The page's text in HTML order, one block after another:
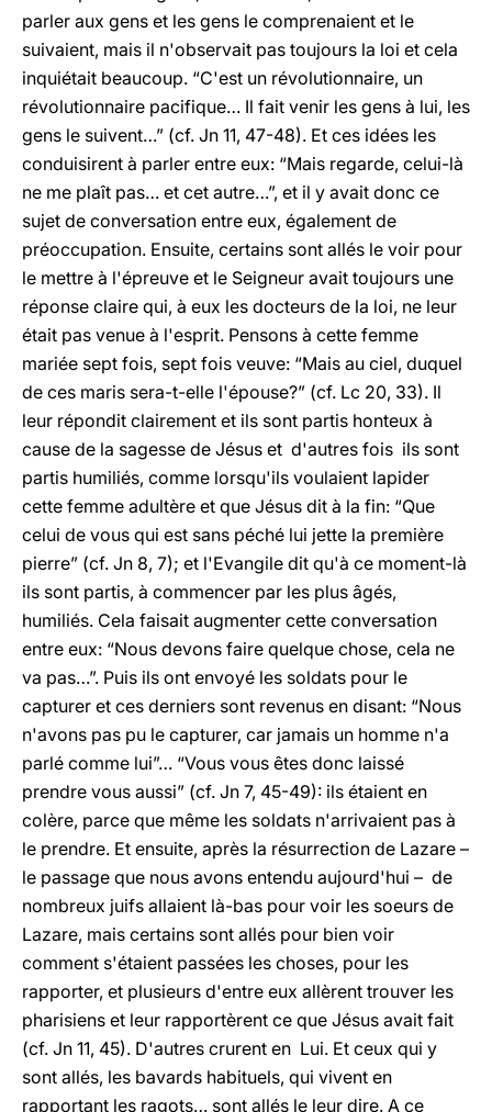
parler aux gens et les gens le comprenaient et le
suivaient, mais il n'observait pas toujours la loi et cela
inquiétait beaucoup. “C'est un révolutionnaire, un
révolutionnaire pacifique… Il fait venir les gens à lui, les
gens le suivent…” (cf. Jn 11, 47-48). Et ces idées les
conduisirent à parler entre eux: “Mais regarde, celui-là
ne me plaît pas… et cet autre…”, et il y avait donc ce
sujet de conversation entre eux, également de
préoccupation. Ensuite, certains sont allés le voir pour
le mettre à l'épreuve et le Seigneur avait toujours une
réponse claire qui, à eux les docteurs de la loi, ne leur
était pas venue à l'esprit. Pensons à cette femme
mariée sept fois, sept fois veuve: “Mais au ciel, duquel
de ces maris sera-t-elle l'épouse?” (cf. Lc 20, 33). Il
leur répondit clairement et ils sont partis honteux à
cause de la sagesse de Jésus et d'autres fois ils sont
partis humiliés, comme lorsqu'ils voulaient lapider
cette femme adultère et que Jésus dit à la fin: “Que
celui de vous qui est sans péché lui jette la première
pierre” (cf. Jn 8, 7); et l'Evangile dit qu'à ce moment-là
ils sont partis, à commencer par les plus âgés,
humiliés. Cela faisait augmenter cette conversation
entre eux: “Nous devons faire quelque chose, cela ne
va pas…”. Puis ils ont envoyé les soldats pour le
capturer et ces derniers sont revenus en disant: “Nous
n'avons pas pu le capturer, car jamais un homme n'a
parlé comme lui”… “Vous vous êtes donc laissé
prendre vous aussi” (cf. Jn 7, 45-49): ils étaient en
colère, parce que même les soldats n'arrivaient pas à
le prendre. Et ensuite, après la résurrection de Lazare –
le passage que nous avons entendu aujourd'hui – de
nombreux juifs allaient là-bas pour voir les soeurs de
Lazare, mais certains sont allés pour bien voir
comment s'étaient passées les choses, pour les
rapporter, et plusieurs d'entre eux allèrent trouver les
pharisiens et leur rapportèrent ce que Jésus avait fait
(cf. Jn 11, 45). D'autres crurent en Lui. Et ceux qui y
sont allés, les bavards habituels, qui vivent en
rapportant les ragots… sont allés le leur dire. A ce